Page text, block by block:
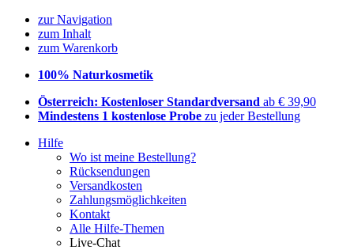
zur Navigation
zum Inhalt
zum Warenkorb
100% Naturkosmetik
Österreich: Kostenloser Standardversand ab € 39,90
Mindestens 1 kostenlose Probe zu jeder Bestellung
Hilfe
Wo ist meine Bestellung?
Rücksendungen
Versandkosten
Zahlungsmöglichkeiten
Kontakt
Alle Hilfe-Themen
Live-Chat